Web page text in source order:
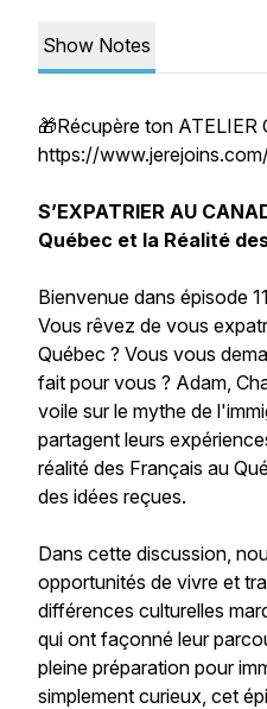
Show Notes
🎁Récupère ton ATELIER
https://
S’EXPATRIER AU
Québec et la Réalité
Bienvenue dans épisode
Vous rêvez de vous
Québec ? Vous vous
fait pour vous ? Adam,
voile sur le mythe de
partagent leurs
réalité des Français au
des idées reçues.
Dans cette discussion,
opportunités de vivre et
différences culturelles
qui ont façonné leur
pleine préparation pour
simplement curieux, cet